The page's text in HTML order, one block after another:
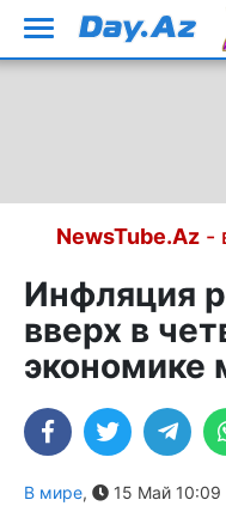
NewsTube.Az-
Инфляция
вверх в
экономике
В мире, 15 Май 10:09